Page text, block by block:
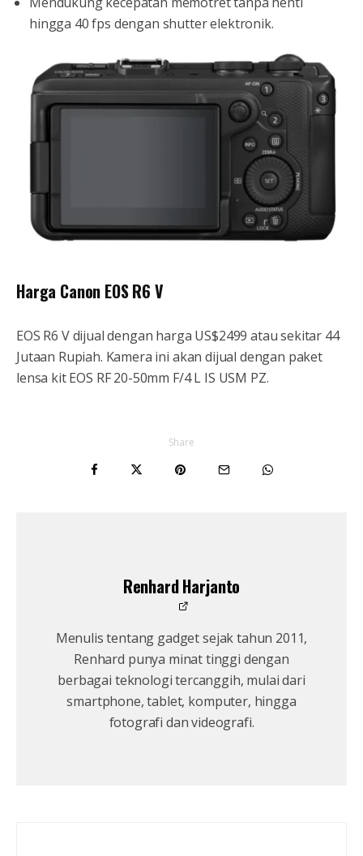
hingga 40 fps dengan shutter elektronik.
Harga Canon EOS R6 V
EOS R6 V dijual dengan harga US$2499 atau sekitar 44
Jutaan Rupiah. Kamera ini akan dijual dengan paket
lensa kit EOS RF 20-50mm F/4 L IS USM PZ.
Share
Renhard Harjanto
Menulis tentang gadget sejak tahun 2011,
Renhard punya minat tinggi dengan
berbagai teknologi tercanggih, mulai dari
smartphone, tablet, komputer, hingga
fotografi dan videografi.